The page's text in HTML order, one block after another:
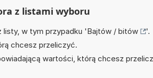
z listami wyboru
listy, w tym przypadku 'Bajtów / bitów
'.
chcesz przeliczyć.
wartości, którą chcesz